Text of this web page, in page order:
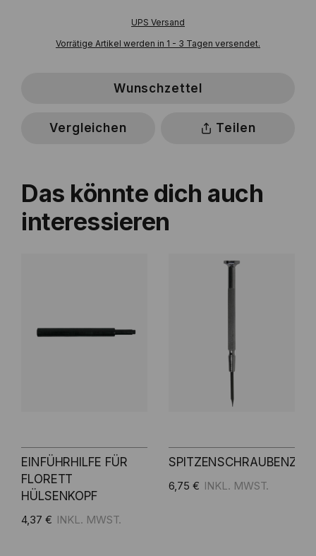
UPS Versand
Vorrätige Artikel werden in 1 - 3 Tagen versendet.
Wunschzettel
Vergleichen Teilen
Das könnte dich auch
interessieren
EINFÜHRHILFE FÜR
FLORETT
HÜLSENKOPF
4,37 €
6,75 €